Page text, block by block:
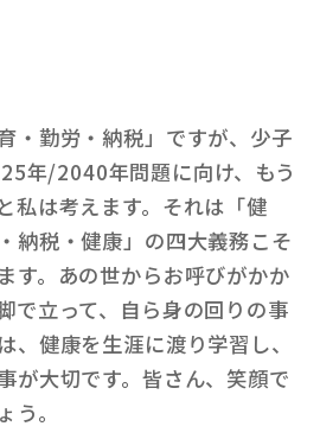
・勤労・納税」ですが、少子
年/2040年問題に向け、もう
私は考えます。それは「健
納税・健康」の四大義務こそ
す。あの世からお呼びがかか
で立って、自ら身の回りの事
、健康を生涯に渡り学習し、
が大切です。皆さん、笑顔で
。